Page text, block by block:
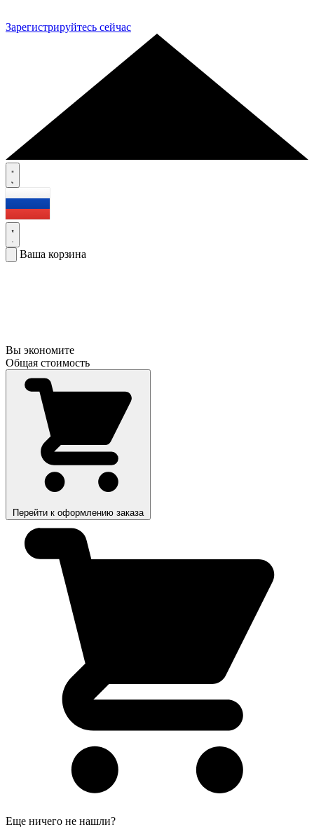
Зарегистрируйтесь сейчас
Ваша корзина
Вы экономите
Общая стоимость
Перейти к оформлению заказа
Еще ничего не нашли?